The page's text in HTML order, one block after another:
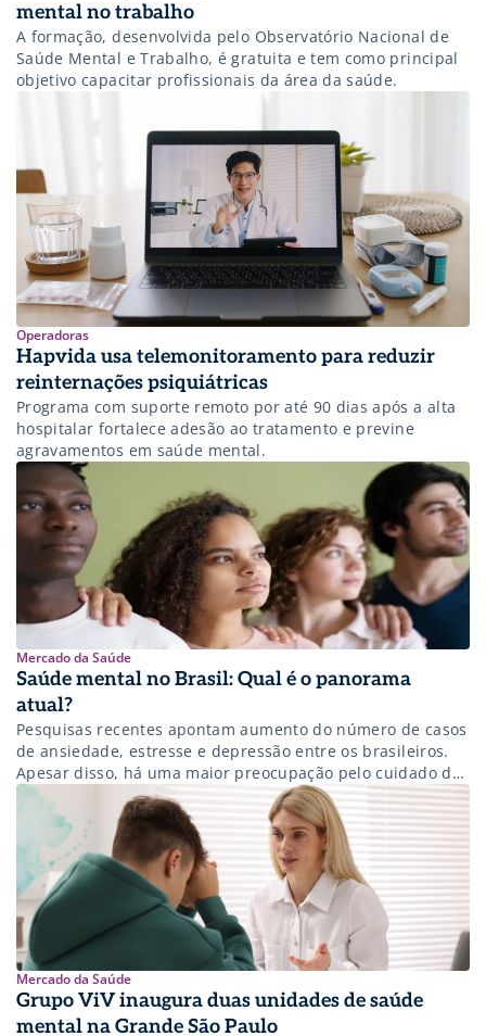
mental no trabalho
A formação, desenvolvida pelo Observatório Nacional de
Saúde Mental e Trabalho, é gratuita e tem como principal
objetivo capacitar profissionais da área da saúde.
Operadoras
Hapvida usa telemonitoramento para reduzir
reinternações psiquiátricas
Programa com suporte remoto por até 90 dias após a alta
hospitalar fortalece adesão ao tratamento e previne
agravamentos em saúde mental.
Mercado da Saúde
Saúde mental no Brasil: Qual é o panorama
atual?
Pesquisas recentes apontam aumento do número de casos
de ansiedade, estresse e depressão entre os brasileiros.
Apesar disso, há uma maior preocupação pelo cuidado da
saúde mental no país. Saiba mais! Pesquisas apontam
crescimento nos atendimentos de saúde mental no Brasil
devido a transtornos mentais, o que gera diversos
impactos para o setor da saúde.
Mercado da Saúde
Grupo ViV inaugura duas unidades de saúde
mental na Grande São Paulo